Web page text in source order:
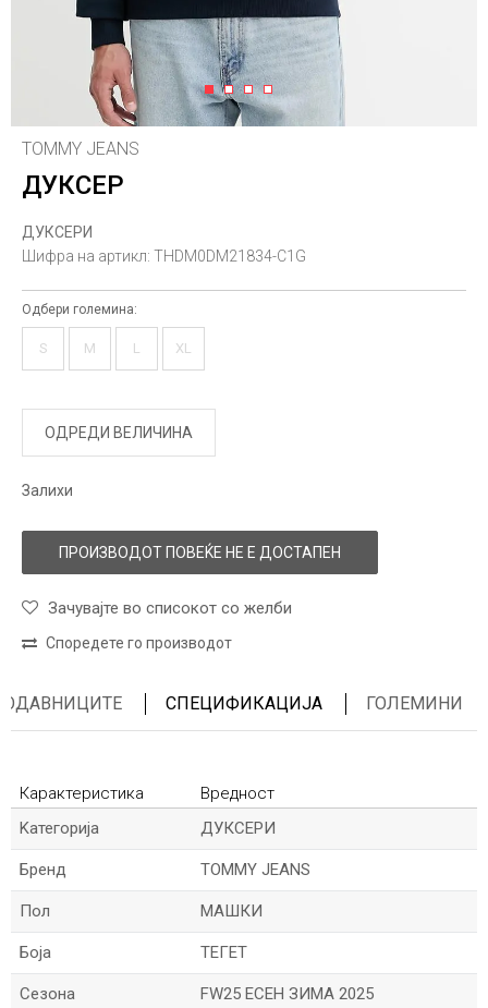
1 2 3 4
TOMMY JEANS
ДУКСЕР
ДУКСЕРИ
Шифра на артикл: THDM0DM21834-C1G
Одбери големина:
S M L XL
ОДРЕДИ ВЕЛИЧИНА
Залихи
ПРОИЗВОДОТ ПОВЕЌЕ НЕ Е ДОСТАПЕН
Зачувајте во списокот со желби
Споредете го производот
СПЕЦИФИКАЦИЈА ГОЛЕМИНИ
Карактеристика
Вредност
Kатегорија
ДУКСЕРИ
Бренд TOMMY JEANS
Пол МАШКИ
Боја ТЕГЕТ
Сезона FW25 ЕСЕН ЗИМА 2025